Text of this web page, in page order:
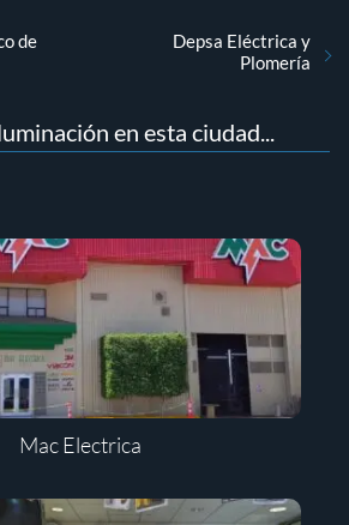
de
Depsa Eléctrica y
Plomería
en esta ciudad...
Mac Electrica